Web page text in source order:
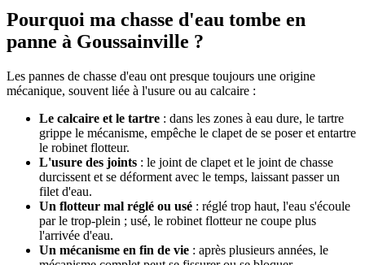
Pourquoi ma chasse d'eau tombe en
panne à Goussainville ?
Les pannes de chasse d'eau ont presque toujours une origine
mécanique, souvent liée à l'usure ou au calcaire :
Le calcaire et le tartre : dans les zones à eau dure, le tartre
grippe le mécanisme, empêche le clapet de se poser et entartre
le robinet flotteur.
L'usure des joints : le joint de clapet et le joint de chasse
durcissent et se déforment avec le temps, laissant passer un
filet d'eau.
Un flotteur mal réglé ou usé : réglé trop haut, l'eau s'écoule
par le trop-plein ; usé, le robinet flotteur ne coupe plus
l'arrivée d'eau.
Un mécanisme en fin de vie : après plusieurs années, le